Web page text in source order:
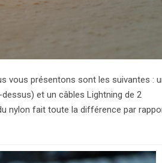
vous présentons sont les suivantes :
et un câbles Lightning de 2
nylon fait toute la différence par